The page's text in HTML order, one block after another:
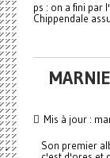
ps : on a fini par
Chippendale
Mis à jour :
Son premier